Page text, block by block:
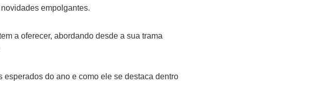
empolgantes.
a oferecer, abordando desde a sua trama
do ano e como ele se destaca dentro